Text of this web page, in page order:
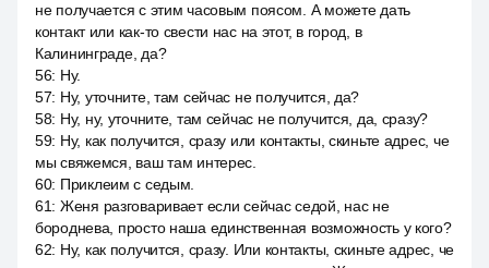
не получается с этим часовым поясом. А можете дать
контакт или как-то свести нас на этот, в город, в
Калининграде, да?
56: Ну.
57: Ну, уточните, там сейчас не получится, да?
58: Ну, ну, уточните, там сейчас не получится, да, сразу?
59: Ну, как получится, сразу или контакты, скиньте адрес, че
мы свяжемся, ваш там интерес.
60: Приклеим с седым.
61: Женя разговаривает если сейчас седой, нас не
бороднева, просто наша единственная возможность у кого?
62: Ну, как получится, сразу. Или контакты, скиньте адрес, че